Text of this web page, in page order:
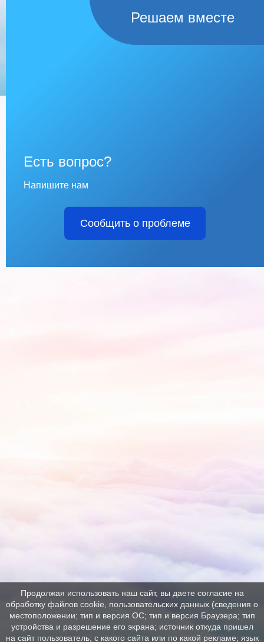
Решаем вместе
Есть вопрос?
Напишите нам
Сообщить о проблеме
Продолжая использовать наш сайт, вы даете согласие на
обработку файлов cookie, пользовательских данных (сведения о
местоположении; тип и версия ОС; тип и версия Браузера; тип
устройства и разрешение его экрана; источник откуда пришел
на сайт пользователь; с какого сайта или по какой рекламе; язык